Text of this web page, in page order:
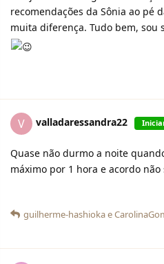
recomendações da Sônia ao pé
muita diferença. Tudo bem, sou
V valladaressandra22
Quase não durmo a noite
máximo por 1 hora e acordo
guilherme-hashiokae